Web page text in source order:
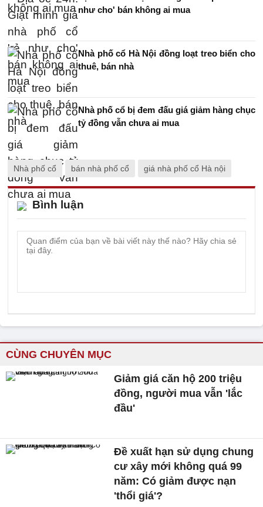
như cho' bán không ai mua
Nhà phố cổ Hà Nội đồng loạt treo biển cho
thuê, bán nhà
Nhà phố cổ bị đem đấu giá giảm hàng chục
tỷ đồng vẫn chưa ai mua
Nhà phố cổ bán nhà phố cổ giá nhà phố cổ Hà nội
Bình luận
CÙNG CHUYÊN MỤC
Giảm giá căn hộ 200 triệu
đồng, người mua vẫn 'lắc
đầu'
Đề xuất hạn sử dụng chung
cư xây mới không quá 99
năm: Có giảm được nạn
'thổi giá'?